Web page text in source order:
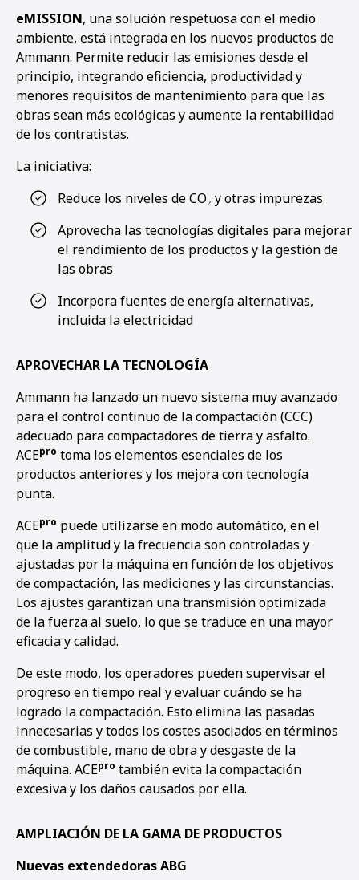
eMISSION, una solución respetuosa con el medio
ambiente, está integrada en los nuevos productos de
Ammann. Permite reducir las emisiones desde el
principio, integrando eficiencia, productividad y
menores requisitos de mantenimiento para que las
obras sean más ecológicas y aumente la rentabilidad
de los contratistas.
La iniciativa:
Reduce los niveles de CO₂ y otras impurezas
Aprovecha las tecnologías digitales para mejorar
el rendimiento de los productos y la gestión de
las obras
Incorpora fuentes de energía alternativas,
incluida la electricidad
APROVECHAR LA TECNOLOGÍA
Ammann ha lanzado un nuevo sistema muy avanzado
para el control continuo de la compactación (CCC)
adecuado para compactadores de tierra y asfalto.
ACEpro toma los elementos esenciales de los
productos anteriores y los mejora con tecnología
punta.
ACEpro puede utilizarse en modo automático, en el
que la amplitud y la frecuencia son controladas y
ajustadas por la máquina en función de los objetivos
de compactación, las mediciones y las circunstancias.
Los ajustes garantizan una transmisión optimizada
de la fuerza al suelo, lo que se traduce en una mayor
eficacia y calidad.
De este modo, los operadores pueden supervisar el
progreso en tiempo real y evaluar cuándo se ha
logrado la compactación. Esto elimina las pasadas
innecesarias y todos los costes asociados en términos
de combustible, mano de obra y desgaste de la
máquina. ACEpro también evita la compactación
excesiva y los daños causados por ella.
AMPLIACIÓN DE LA GAMA DE PRODUCTOS
Nuevas extendedoras ABG